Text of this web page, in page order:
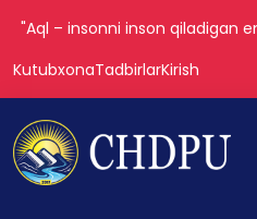
"Aql – insonni inson qiladigan
KutubxonaTadbirlarKirish